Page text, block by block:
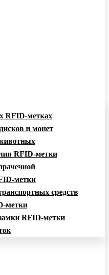
RFID-метках
и монет
RFID-метки
метки
средств
метки
RFID-метки